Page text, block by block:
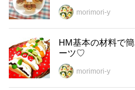
morimori-y
HM基本の材料で
ーツ♡
morimori-y